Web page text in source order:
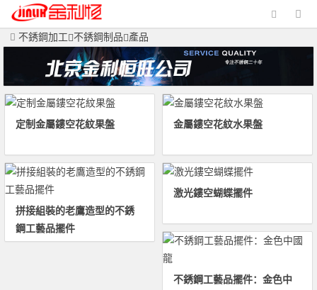
不銹鋼加工 不銹鋼制品 產品
定制金屬鏤空花紋果盤 金屬鏤空花紋水果盤
拼接組裝的老鷹造型的不銹
鋼工藝品擺件
激光鏤空蝴蝶擺件
不銹鋼工藝品擺件：金色中